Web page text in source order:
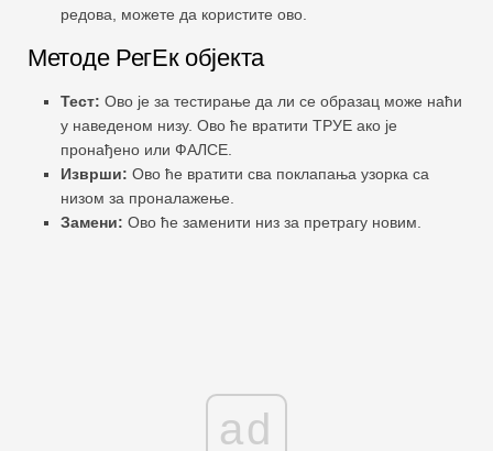
редова, можете да користите ово.
Методе РегЕк објекта
Тест: Ово је за тестирање да ли се образац може наћи
у наведеном низу. Ово ће вратити ТРУЕ ако је
пронађено или ФАЛСЕ.
Изврши: Ово ће вратити сва поклапања узорка са
низом за проналажење.
Замени: Ово ће заменити низ за претрагу новим.
ad